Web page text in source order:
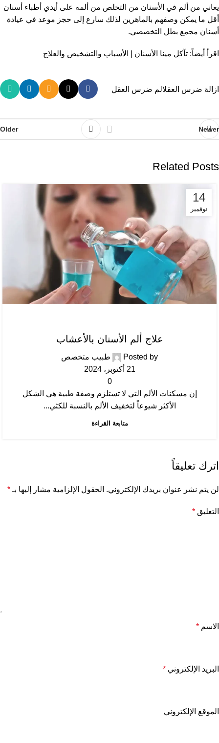
يعاني من ألم في الأسنان من التخلص من ألمه على أيدي أطباء أسنان
أقل ما يمكن وصفهم بالماهرين لذلك سارع إلى حجز موعد في عيادة
أسنان مجمع بطل التخصصي.
اقرأ أيضاً: تآكل مينا الأسنان | الأسباب والتشخيص والعلاج
ازالة ضرس العقلالم ضرس العقل
Newer
Older
Related Posts
14
نوفمبر
علاج ألم الأسنان بالأعشاب
Posted by
طبيب متخصص
21 أكتوبر، 2024
0
إن مسكنات الألم التي لا تستلزم وصفة طبية هي الشكل
الأكثر شيوعاً لتخفيف الألم بالنسبة للكثي...
متابعة القراءة
اترك تعليقاً
لن يتم نشر عنوان بريدك الإلكتروني. الحقول الإلزامية مشار إليها بـ *
التعليق *
الاسم *
البريد الإلكتروني *
الموقع الإلكتروني